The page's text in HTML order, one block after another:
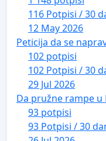
116 Potpisi / 30
12 May 2026
Peticija da se
102 potpisi
102 Potpisi / 30
29 Jul 2026
Da pružne rampe
93 potpisi
93 Potpisi / 30